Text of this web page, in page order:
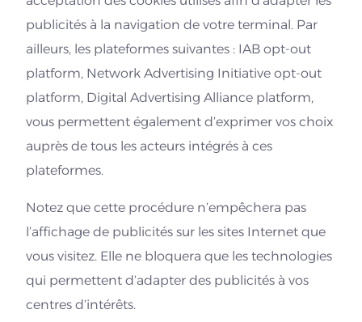
publicités à la navigation de votre terminal. Par
ailleurs, les plateformes suivantes : IAB opt-out
platform, Network Advertising Initiative opt-out
platform, Digital Advertising Alliance platform,
vous permettent également d’exprimer vos choix
auprès de tous les acteurs intégrés à ces
plateformes.
Notez que cette procédure n’empêchera pas
l’affichage de publicités sur les sites Internet que
vous visitez. Elle ne bloquera que les technologies
qui permettent d’adapter des publicités à vos
centres d’intérêts.